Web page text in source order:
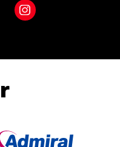
Instagram